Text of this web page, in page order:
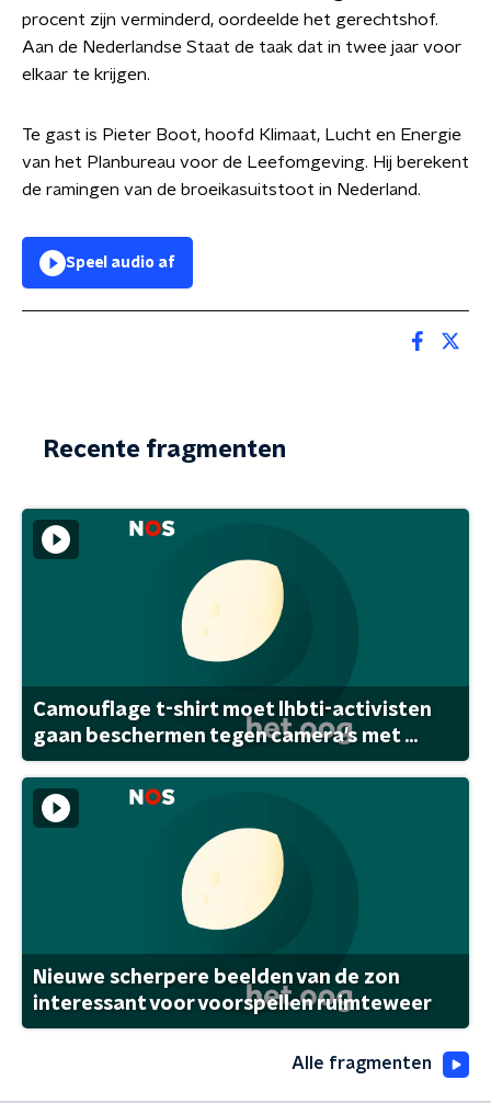
procent zijn verminderd, oordeelde het gerechtshof.
Aan de Nederlandse Staat de taak dat in twee jaar voor
elkaar te krijgen.
Te gast is Pieter Boot, hoofd Klimaat, Lucht en Energie
van het Planbureau voor de Leefomgeving. Hij berekent
de ramingen van de broeikasuitstoot in Nederland.
Speel audio af
Recente fragmenten
Camouflage t-shirt moet lhbti-activisten
gaan beschermen tegen camera's met ...
Nieuwe scherpere beelden van de zon
interessant voor voorspellen ruimteweer
Alle fragmenten